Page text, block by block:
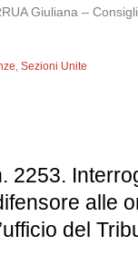
Giuliana –
,Sezioni Unite
alle
del